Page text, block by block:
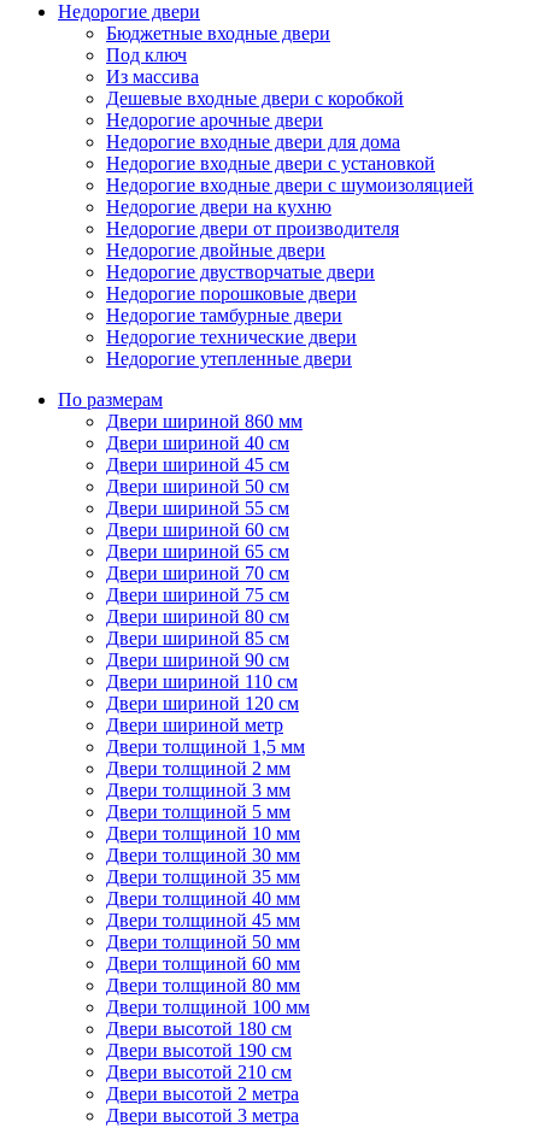
Недорогие двери
Бюджетные входные двери
Под ключ
Из массива
Дешевые входные двери с коробкой
Недорогие арочные двери
Недорогие входные двери для дома
Недорогие входные двери с установкой
Недорогие входные двери с шумоизоляцией
Недорогие двери на кухню
Недорогие двери от производителя
Недорогие двойные двери
Недорогие двустворчатые двери
Недорогие порошковые двери
Недорогие тамбурные двери
Недорогие технические двери
Недорогие утепленные двери
По размерам
Двери шириной 860 мм
Двери шириной 40 см
Двери шириной 45 см
Двери шириной 50 см
Двери шириной 55 см
Двери шириной 60 см
Двери шириной 65 см
Двери шириной 70 см
Двери шириной 75 см
Двери шириной 80 см
Двери шириной 85 см
Двери шириной 90 см
Двери шириной 110 см
Двери шириной 120 см
Двери шириной метр
Двери толщиной 1,5 мм
Двери толщиной 2 мм
Двери толщиной 3 мм
Двери толщиной 5 мм
Двери толщиной 10 мм
Двери толщиной 30 мм
Двери толщиной 35 мм
Двери толщиной 40 мм
Двери толщиной 45 мм
Двери толщиной 50 мм
Двери толщиной 60 мм
Двери толщиной 80 мм
Двери толщиной 100 мм
Двери высотой 180 см
Двери высотой 190 см
Двери высотой 210 см
Двери высотой 2 метра
Двери высотой 3 метра